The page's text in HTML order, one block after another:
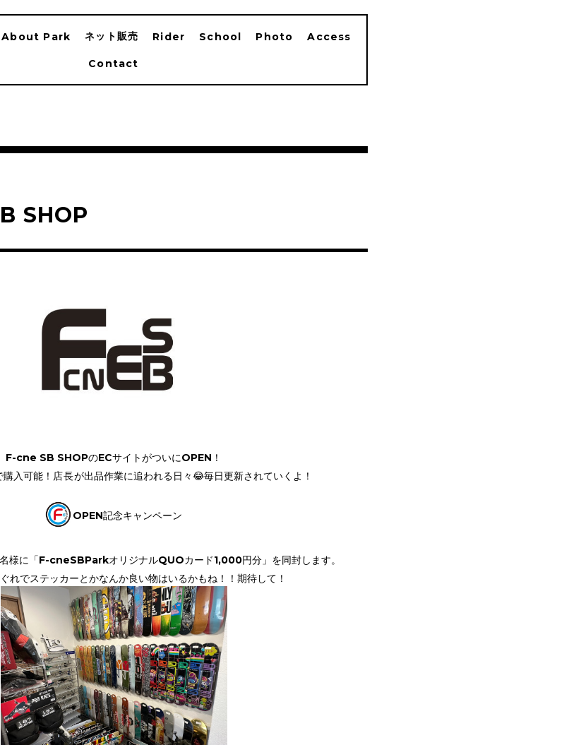
About Park ネット販売 Rider School Photo Access
Contact
SHOP
F-cne SB SHOPのECサイトがついにOPEN！
入可能！ 店長が出品作業に追われる日々😂毎日更新されていくよ！
OPEN記念キャンペーン
様に「F-cneSBParkオリジナルQUOカード1,000円分」を同封します。
れでステッカーとかなんか良い物はいるかもね！！期待して！